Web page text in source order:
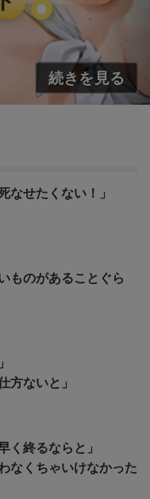
なせたくない！」
ものがあることぐら
方ないと」
く終るならと」
なくちゃいけなかった